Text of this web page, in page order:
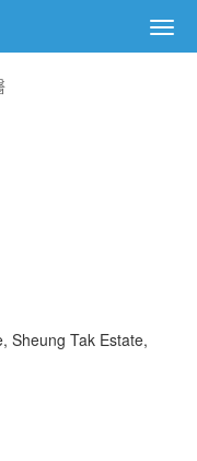
Sheung Tak Estate,